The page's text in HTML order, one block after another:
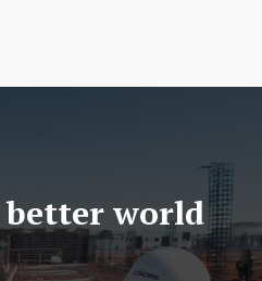
better world